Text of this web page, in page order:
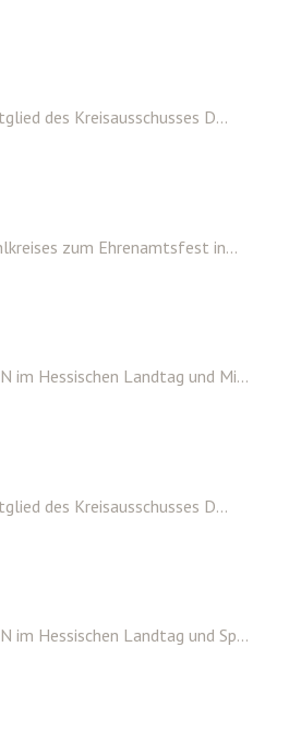
des Kreisausschusses D...
zum Ehrenamtsfest in...
im Hessischen Landtag und Mi...
des Kreisausschusses D...
im Hessischen Landtag und Sp...